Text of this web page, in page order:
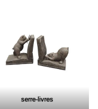
serre-livres